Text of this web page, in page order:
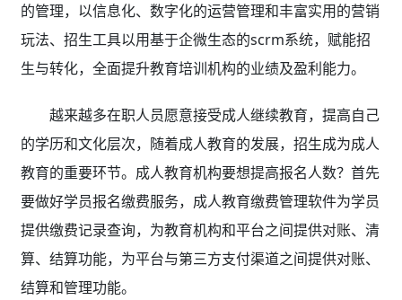
的管理，以信息化、数字化的运营管理和丰富实用的营销
玩法、招生工具以用基于企微生态的scrm系统，赋能招
生与转化，全面提升教育培训机构的业绩及盈利能力。
越来越多在职人员愿意接受成人继续教育，提高自己
的学历和文化层次，随着成人教育的发展，招生成为成人
教育的重要环节。成人教育机构要想提高报名人数？首先
要做好学员报名缴费服务，成人教育缴费管理软件为学员
提供缴费记录查询，为教育机构和平台之间提供对账、清
算、结算功能，为平台与第三方支付渠道之间提供对账、
结算和管理功能。